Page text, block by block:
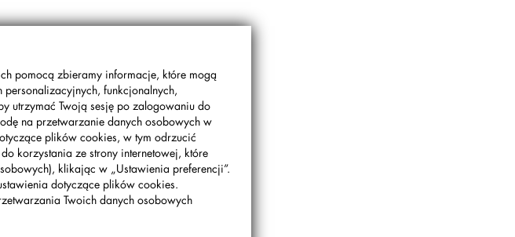
pomocą zbieramy informacje, które mogą
funkcjonalnych,
utrzymać Twoją sesję po zalogowaniu do
na przetwarzanie danych osobowych w
plików cookies, w tym odrzucić
korzystania ze strony internetowej, które
klikając w „Ustawienia preferencji”.
dotyczące plików cookies.
Twoich danych osobowych
– mauzoleum w Palmirach.
medal w Los Angeles w
Poza tym był on
samego końca wyjazdu panu
Rell i Aleks Gawęda. Przed
Anika. O ile do Cmentarza
www.bikerpub.pl/)
i Aneta Kamińska
sie ogniskiem w